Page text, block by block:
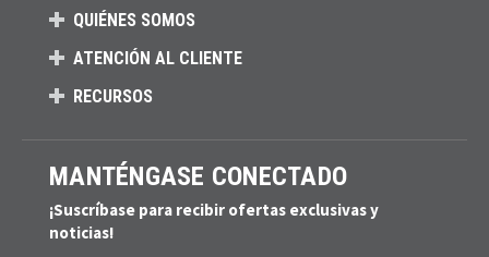
QUIÉNES SOMOS
ATENCIÓN AL CLIENTE
RECURSOS
MANTÉNGASE CONECTADO
¡Suscríbase para recibir ofertas exclusivas y
noticias!